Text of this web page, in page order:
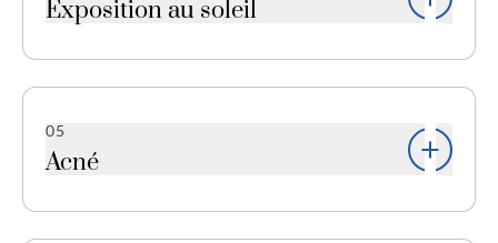
Exposition au soleil
endommager le collagène et l’élastine de la peau,
contribuant à la dilatation des pores.
05
Acné